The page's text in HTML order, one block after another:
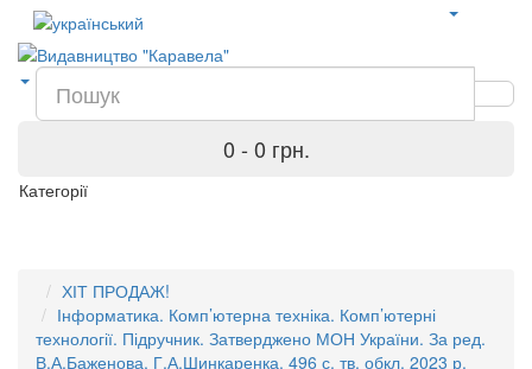
0 - 0 грн.
Категорії
ХІТ ПРОДАЖ!
Інформатика. Комп’ютерна техніка. Комп’ютерні
технології. Підручник. Затверджено МОН України. За ред.
В.А.Баженова, Г.А.Шинкаренка. 496 с. тв. обкл. 2023 р.